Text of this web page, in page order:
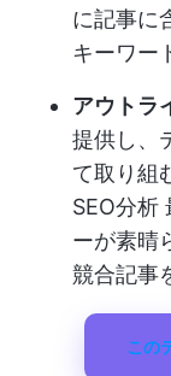
に記事に
キーワー
アウトラ
提供し、
て取り組
SEO分析
ーが素晴
競合記事
この